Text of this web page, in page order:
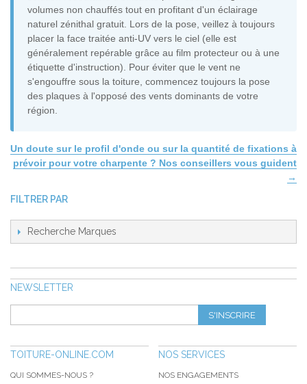
volumes non chauffés tout en profitant d'un éclairage
naturel zénithal gratuit. Lors de la pose, veillez à toujours
placer la face traitée anti-UV vers le ciel (elle est
généralement repérable grâce au film protecteur ou à une
étiquette d'instruction). Pour éviter que le vent ne
s'engouffre sous la toiture, commencez toujours la pose
des plaques à l'opposé des vents dominants de votre
région.
Un doute sur le profil d'onde ou sur la quantité de fixations à
prévoir pour votre charpente ? Nos conseillers vous guident
→
FILTRER PAR
Recherche Marques
NEWSLETTER
S'INSCRIRE
TOITURE-ONLINE.COM
QUI SOMMES-NOUS ?
NOS SERVICES
NOS ENGAGEMENTS